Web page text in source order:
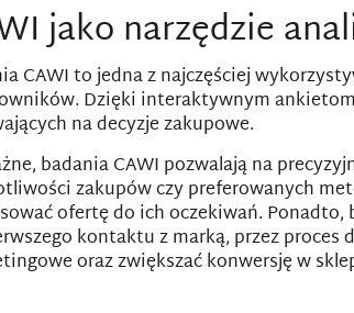
jako narzędzie
CAWI to jedna z najczęściej
Dzięki interaktywnym
na decyzje zakupowe.
badania CAWI pozwalają na
zakupów czy preferowanych
ofertę do ich oczekiwań.
kontaktu z marką, przez
oraz zwiększać konwersję w